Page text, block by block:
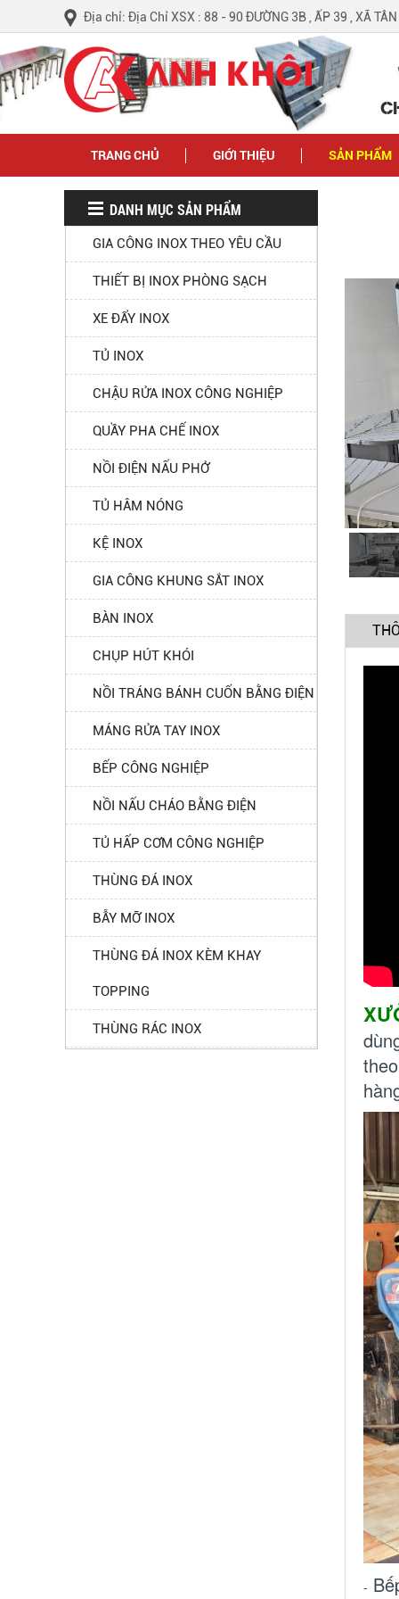
Địa chỉ: Địa Chỉ XSX : 88 - 90 ĐƯỜNG 3B , ẤP 39 , XÃ
TRANG CHỦ GIỚI THIỆU SẢN PHẨM
DANH MỤC SẢN PHẨM
GIA CÔNG INOX THEO YÊU CẦU
THIẾT BỊ INOX PHÒNG SẠCH
XE ĐẨY INOX
TỦ INOX
CHẬU RỬA INOX CÔNG NGHIỆP
QUẦY PHA CHẾ INOX
NỒI ĐIỆN NẤU PHỞ
TỦ HÂM NÓNG
KỆ INOX
GIA CÔNG KHUNG SẮT INOX
BÀN INOX
CHỤP HÚT KHÓI
NỒI TRÁNG BÁNH CUỐN BẰNG ĐIỆN
MÁNG RỬA TAY INOX
BẾP CÔNG NGHIỆP
NỒI NẤU CHÁO BẰNG ĐIỆN
TỦ HẤP CƠM CÔNG NGHIỆP
THÙNG ĐÁ INOX
BẪY MỠ INOX
THÙNG ĐÁ INOX KÈM KHAY
TOPPING
THÙNG RÁC INOX
-